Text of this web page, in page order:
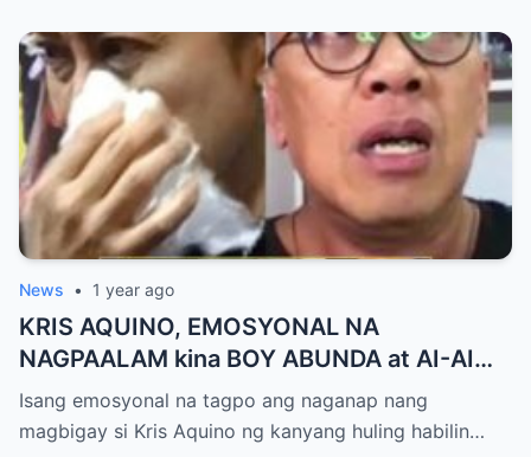
News • 1 year ago
KRIS AQUINO, EMOSYONAL NA
NAGPAALAM kina BOY ABUNDA at AI-AI
DELAS ALAS! Huling Habilin ng Queen of
All Media, NAGPAIYAK sa Buong Bayan —
Isang emosyonal na tagpo ang naganap nang
magbigay si Kris Aquino ng kanyang huling habilin…